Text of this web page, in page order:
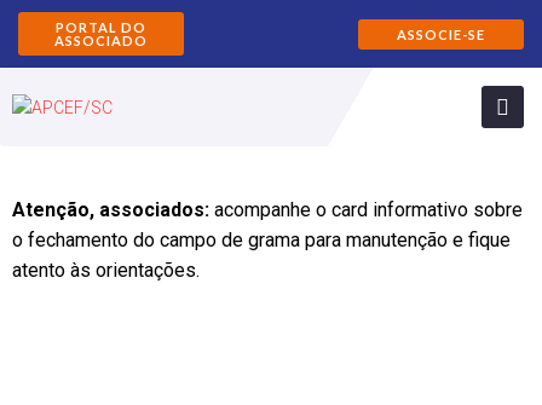
PORTAL DO
ASSOCIADO
ASSOCIE-SE
Atenção, associados: acompanhe o card informativo sobre
o fechamento do campo de grama para manutenção e fique
atento às orientações.